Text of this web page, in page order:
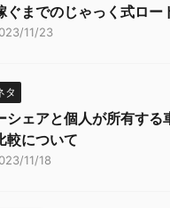
ぐまでのじゃっく式ロー
11/23
タ
シェアと個人が所有する
較について
11/18